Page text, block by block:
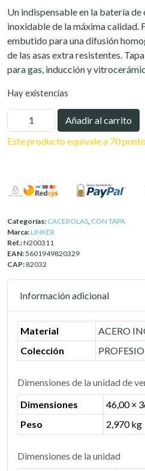
Un indispensable en la batería
inoxidable de la máxima calidad.
embutido para una difusión
de las asas extra resistentes.
para gas, inducción y
Hay existencias
CACEROLA
32
CM.
ACERO
LINKER
cantidad
Añadir al carrito
Este producto equivale a 70
Categorías: CACEROLAS CON TAPA
Marca:LINKER
Ref.:N200311
EAN:5601949820329
CAP: 82032
Información adicional
Material
ACERO
Colección
Dimensiones de la unidad de
Dimensiones
46,00 ×
Peso
2,970 kg
Dimensiones de la unidad